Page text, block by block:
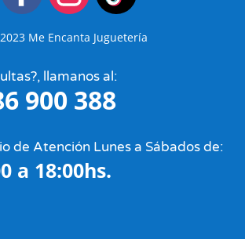
Me Encanta Juguetería
llamanos al:
900 388
de Atención Lunes a Sábados de:
a 18:00hs.